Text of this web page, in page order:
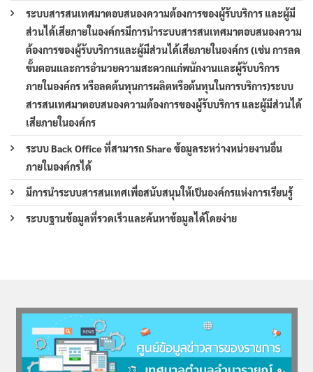
ระบบสารสนเทศมาตอบสนองความต้องการของผู้รับบริการ และผู้มี
ส่วนได้เสียภายในองค์กรมีการนำระบบสารสนเทศมาตอบสนองความ
ต้องการของผู้รับบริการและผู้มีส่วนได้เสียภายในองค์กร (เช่น การลด
ขั้นตอนและการอำนวยความสะดวกแก่พนักงานและผู้รับบริการ
ภายในองค์กร หรือลดต้นทุนการผลิตหรือต้นทุนในการบริการ)ระบบ
สารสนเทศมาตอบสนองความต้องการของผู้รับบริการ และผู้มีส่วนได้
เสียภายในองค์กร
ระบบ Back Office ที่สามารถ Share ข้อมูลระหว่างหน่วยงานอื่น
ภายในองค์กรได้
มีการนำระบบสารสนเทศเพื่อสนับสนุนให้เป็นองค์กรแห่งการเรียนรู้
ระบบฐานข้อมูลที่รวดเร็วและค้นหาข้อมูลได้โดยง่าย